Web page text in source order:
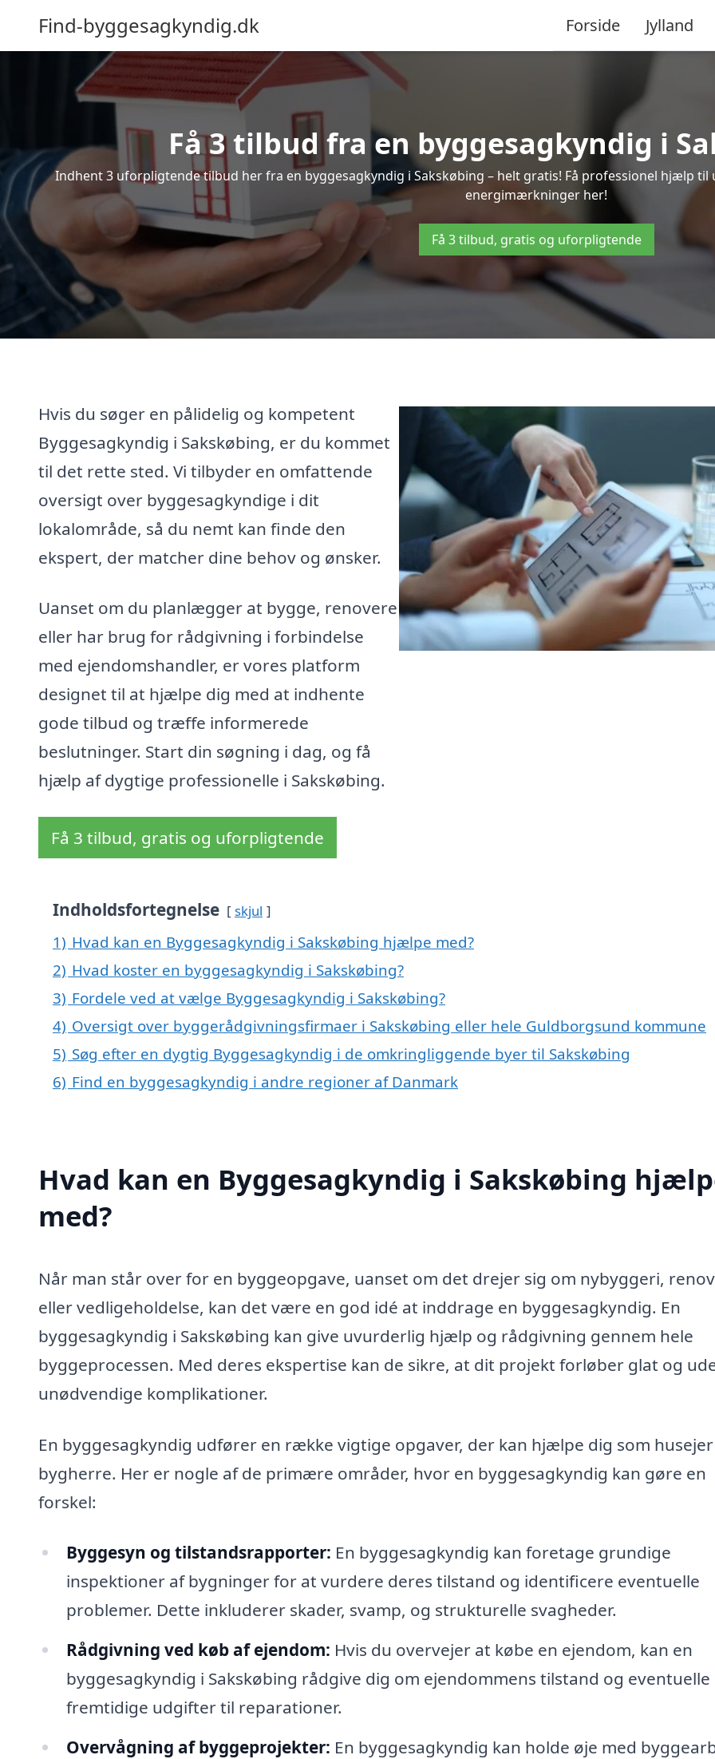
Find-byggesagkyndig.dk Forside Jylland
Få 3 tilbud fra en byggesagkyndig i
Indhent 3 uforpligtende tilbud her fra en byggesagkyndig i Sakskøbing – helt gratis! Få professionel hjælp
energimærkninger her!
Få 3 tilbud, gratis og uforpligtende
Hvis du søger en pålidelig og kompetent
Byggesagkyndig i Sakskøbing, er du kommet
til det rette sted. Vi tilbyder en omfattende
oversigt over byggesagkyndige i dit
lokalområde, så du nemt kan finde den
ekspert, der matcher dine behov og ønsker.
Uanset om du planlægger at bygge, renovere
eller har brug for rådgivning i forbindelse
med ejendomshandler, er vores platform
designet til at hjælpe dig med at indhente
gode tilbud og træffe informerede
beslutninger. Start din søgning i dag, og få
hjælp af dygtige professionelle i Sakskøbing.
Få 3 tilbud, gratis og uforpligtende
Indholdsfortegnelse skjul
1) Hvad kan en Byggesagkyndig i Sakskøbing hjælpe med?
2) Hvad koster en byggesagkyndig i Sakskøbing?
3) Fordele ved at vælge Byggesagkyndig i Sakskøbing?
4) Oversigt over byggerådgivningsfirmaer i Sakskøbing eller hele Guldborgsund kommune
5) Søg efter en dygtig Byggesagkyndig i de omkringliggende byer til Sakskøbing
6) Find en byggesagkyndig i andre regioner af Danmark
Hvad kan en Byggesagkyndig i Sakskøbing
med?
Når man står over for en byggeopgave, uanset om det drejer sig om nybyggeri,
eller vedligeholdelse, kan det være en god idé at inddrage en byggesagkyndig. En
byggesagkyndig i Sakskøbing kan give uvurderlig hjælp og rådgivning gennem hele
byggeprocessen. Med deres ekspertise kan de sikre, at dit projekt forløber glat og
unødvendige komplikationer.
En byggesagkyndig udfører en række vigtige opgaver, der kan hjælpe dig som
bygherre. Her er nogle af de primære områder, hvor en byggesagkyndig kan gøre en
forskel:
Byggesyn og tilstandsrapporter: En byggesagkyndig kan foretage grundige
inspektioner af bygninger for at vurdere deres tilstand og identificere eventuelle
problemer. Dette inkluderer skader, svamp, og strukturelle svagheder.
Rådgivning ved køb af ejendom: Hvis du overvejer at købe en ejendom, kan en
byggesagkyndig i Sakskøbing rådgive dig om ejendommens tilstand og eventuelle
fremtidige udgifter til reparationer.
Overvågning af byggeprojekter: En byggesagkyndig kan holde øje med